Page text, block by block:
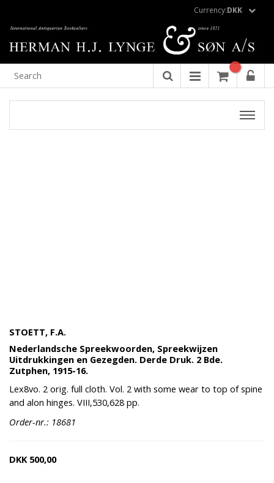
Currency:DKK
STOETT, F.A.
Nederlandsche Spreekwoorden, Spreekwijzen
Uitdrukkingen en Gezegden. Derde Druk. 2 Bde.
Zutphen, 1915-16.
Lex8vo. 2 orig. full cloth. Vol. 2 with some wear to top of spine
and alon hinges. VIII,530,628 pp.
Order-nr.: 18681
DKK 500,00